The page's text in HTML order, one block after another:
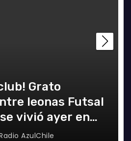
Grato
leonas Futsal
vivió ayer en
AzulChile